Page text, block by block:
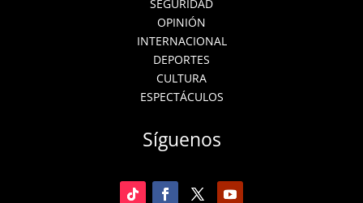
SEGURIDAD
OPINIÓN
INTERNACIONAL
DEPORTES
CULTURA
ESPECTÁCULOS
Síguenos